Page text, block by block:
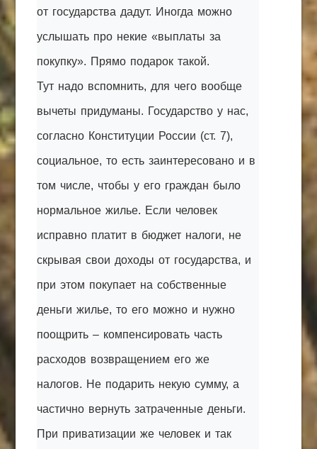
от государства дадут. Иногда можно
услышать про некие «выплаты за
покупку». Прямо подарок такой.
Тут надо вспомнить, для чего вообще
вычеты придуманы. Государство у нас,
согласно Конституции России (ст. 7),
социальное, то есть заинтересовано и в
том числе, чтобы у его граждан было
нормальное жилье. Если человек
исправно платит в бюджет налоги, не
скрывая свои доходы от государства, и
при этом покупает на собственные
деньги жилье, то его можно и нужно
поощрить – компенсировать часть
расходов возвращением его же
налогов. Не подарить некую сумму, а
частично вернуть затраченные деньги.
При приватизации же человек и так